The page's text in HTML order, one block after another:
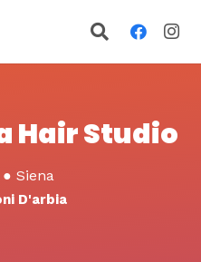
Hair Studio
● Siena
D'arbia